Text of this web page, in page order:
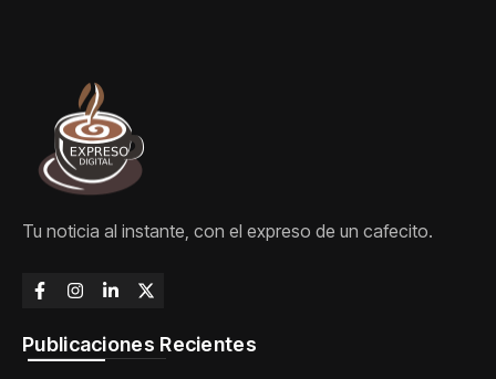
Tu noticia al instante, con el expreso de un cafecito.
Publicaciones Recientes